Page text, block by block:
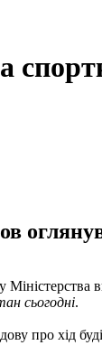
сьогодні.
про хід